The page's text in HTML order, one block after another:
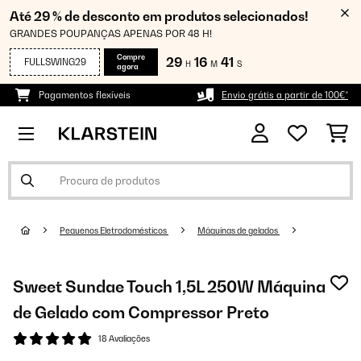
Até 29 % de desconto em produtos selecionados!
GRANDES POUPANÇAS APENAS POR 48 H!
FULLSWING29
Compre
agora
29 H 16 M 41 S
Pagamentos flexíveis Envio grátis a partir de 100€*
Pequenos Eletrodomésticos Máquinas de gelados
Sweet Sundae Touch 1,5L 250W Máquina
de Gelado com Compressor Preto
18 Avaliações